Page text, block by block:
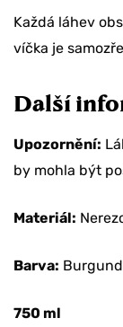
Každá láhev
víčka je
Další
Upozornění:
by mohla být
Materiál:
Barva:
750 ml